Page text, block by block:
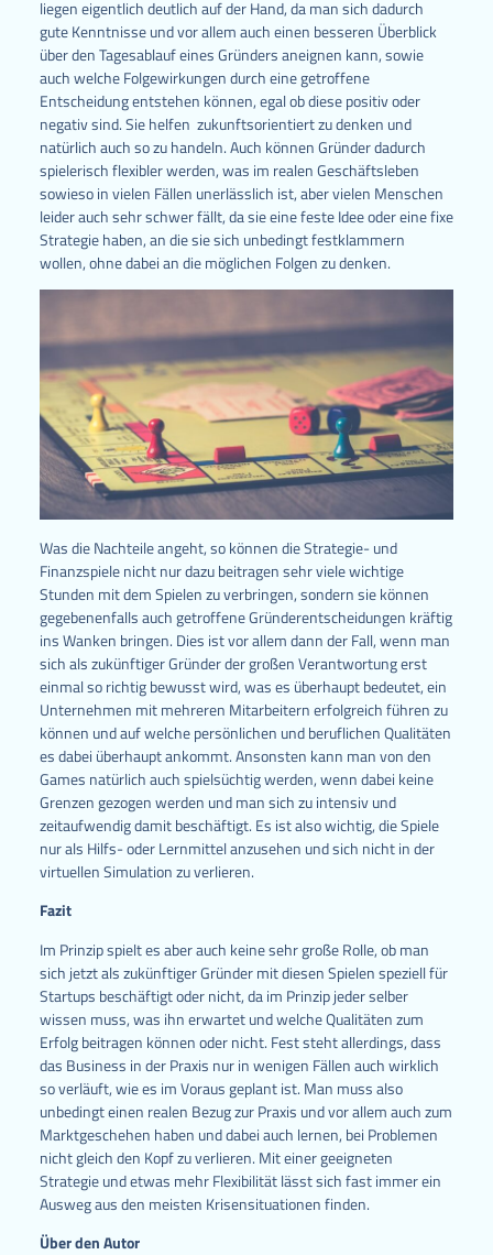
liegen eigentlich deutlich auf der Hand, da man sich dadurch
gute Kenntnisse und vor allem auch einen besseren Überblick
über den Tagesablauf eines Gründers aneignen kann, sowie
auch welche Folgewirkungen durch eine getroffene
Entscheidung entstehen können, egal ob diese positiv oder
negativ sind. Sie helfen zukunftsorientiert zu denken und
natürlich auch so zu handeln. Auch können Gründer dadurch
spielerisch flexibler werden, was im realen Geschäftsleben
sowieso in vielen Fällen unerlässlich ist, aber vielen Menschen
leider auch sehr schwer fällt, da sie eine feste Idee oder eine fixe
Strategie haben, an die sie sich unbedingt festklammern
wollen, ohne dabei an die möglichen Folgen zu denken.
Was die Nachteile angeht, so können die Strategie- und
Finanzspiele nicht nur dazu beitragen sehr viele wichtige
Stunden mit dem Spielen zu verbringen, sondern sie können
gegebenenfalls auch getroffene Gründerentscheidungen kräftig
ins Wanken bringen. Dies ist vor allem dann der Fall, wenn man
sich als zukünftiger Gründer der großen Verantwortung erst
einmal so richtig bewusst wird, was es überhaupt bedeutet, ein
Unternehmen mit mehreren Mitarbeitern erfolgreich führen zu
können und auf welche persönlichen und beruflichen Qualitäten
es dabei überhaupt ankommt. Ansonsten kann man von den
Games natürlich auch spielsüchtig werden, wenn dabei keine
Grenzen gezogen werden und man sich zu intensiv und
zeitaufwendig damit beschäftigt. Es ist also wichtig, die Spiele
nur als Hilfs- oder Lernmittel anzusehen und sich nicht in der
virtuellen Simulation zu verlieren.
Fazit
Im Prinzip spielt es aber auch keine sehr große Rolle, ob man
sich jetzt als zukünftiger Gründer mit diesen Spielen speziell für
Startups beschäftigt oder nicht, da im Prinzip jeder selber
wissen muss, was ihn erwartet und welche Qualitäten zum
Erfolg beitragen können oder nicht. Fest steht allerdings, dass
das Business in der Praxis nur in wenigen Fällen auch wirklich
so verläuft, wie es im Voraus geplant ist. Man muss also
unbedingt einen realen Bezug zur Praxis und vor allem auch zum
Marktgeschehen haben und dabei auch lernen, bei Problemen
nicht gleich den Kopf zu verlieren. Mit einer geeigneten
Strategie und etwas mehr Flexibilität lässt sich fast immer ein
Ausweg aus den meisten Krisensituationen finden.
Über den Autor